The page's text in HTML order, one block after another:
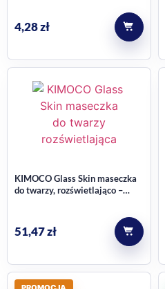
4,28zł
KIMOCO Glass Skin maseczka
do twarzy, rozświetlająco –
51,47zł